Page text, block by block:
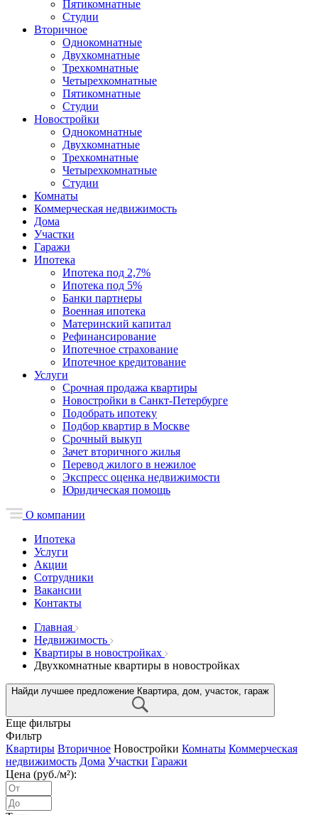
Пятикомнатные
Студии
Вторичное
Однокомнатные
Двухкомнатные
Трехкомнатные
Четырехкомнатные
Пятикомнатные
Студии
Новостройки
Однокомнатные
Двухкомнатные
Трехкомнатные
Четырехкомнатные
Студии
Комнаты
Коммерческая недвижимость
Дома
Участки
Гаражи
Ипотека
Ипотека под 2,7%
Ипотека под 5%
Банки партнеры
Военная ипотека
Материнский капитал
Рефинансирование
Ипотечное страхование
Ипотечное кредитование
Услуги
Срочная продажа квартиры
Новостройки в Санкт-Петербурге
Подобрать ипотеку
Подбор квартир в Москве
Срочный выкуп
Зачет вторичного жилья
Перевод жилого в нежилое
Экспресс оценка недвижимости
Юридическая помощь
О компании
Ипотека
Услуги
Акции
Сотрудники
Вакансии
Контакты
Главная
Недвижимость
Квартиры в новостройках
Двухкомнатные квартиры в новостройках
Найди лучшее предложение Квартира, дом, участок, гараж
Еще фильтры
Фильтр
Квартиры Вторичное Новостройки Комнаты Коммерческая
недвижимость Дома Участки Гаражи
Цена (руб./м²):